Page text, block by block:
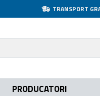
TRANSPORT
PRODUCATORI